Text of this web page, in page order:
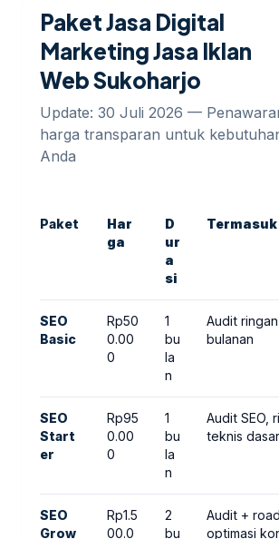
Paket Jasa Digital
Marketing Jasa Iklan
Web Sukoharjo
Update: 30 Juli 2026 —
harga transparan untuk
Anda
Paket
Har
ga
D
ur
a
si
Termasuk
SEO
Basic
Rp50
0.00
0
1
bu
la
n
Audit
bulanan
SEO
Start
er
Rp95
0.00
0
1
bu
la
n
Audit SEO,
teknis
SEO
Grow
Rp1.5
00.0
2
bu
Audit +
optimasi